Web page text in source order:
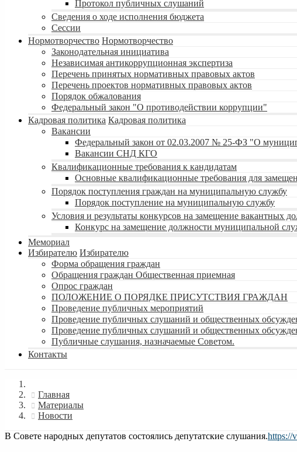
Протокол публичных слушаний
Сведения о ходе исполнения бюджета
Сессии
Нормотворчество Нормотворчество
Законодательная инициатива
Независимая антикоррупционная экспертиза
Перечень принятых нормативных правовых актов
Перечень проектов нормативных правовых актов
Порядок обжалования
Федеральный закон "О противодействии коррупции"
Кадровая политика Кадровая политика
Вакансии
Федеральный закон от 02.03.2007 № 25-ФЗ "О
Вакансии СНД КГО
Квалификационные требования к кандидатам
Основные квалификационные требования для
Порядок поступления граждан на муниципальную службу
Порядок поступление на муниципальную службу
Условия и результаты конкурсов на замещение вакантных
Конкурс на замещение должности муниципальной
Мемориал
Избирателю Избирателю
Форма обращения граждан
Обращения граждан Общественная приемная
Опрос граждан
ПОЛОЖЕНИЕ О ПОРЯДКЕ ПРИСУТСТВИЯ ГРАЖДАН
Проведение публичных мероприятий
Проведение публичных слушаний и общественных
Проведение публичных слушаний и общественных
Публичные слушания, назначаемые Советом.
Контакты
Главная
Материалы
Новости
В Совете народных депутатов состоялись депутатские слушания.https://